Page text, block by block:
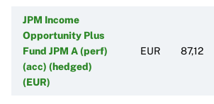
JPM Income
Opportunity Plus
Fund JPM A (perf)
(acc) (hedged)
(EUR)
EUR 87,12